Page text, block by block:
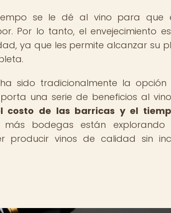
se le dé al vino para que
Por lo tanto, el envejecimiento
ya que les permite alcanzar su
sido tradicionalmente la
una serie de beneficios al
costo de las barricas y el
bodegas están explorando
producir vinos de calidad sin